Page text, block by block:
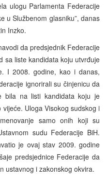
ulogu Parlamenta Federacije
u Službenom glasniku”, danas
Inzko.
da predsjednik Federacije
sa liste kandidata koju utvrđuje
I 2008. godine, kao i danas,
ignorirali su činjenicu da
bila na listi kandidata koju je
Uloga Visokog sudskog i
samo onih koji su
sudu Federacije BiH.
je ovaj stav 2009. godine
predsjednice Federacije da
ustavnog i zakonskog okvira.